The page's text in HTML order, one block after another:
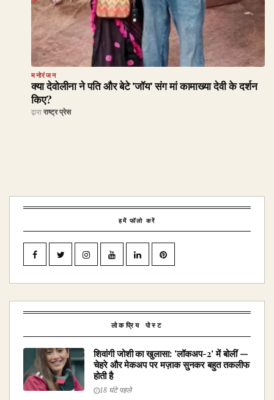
मनोरंजन
क्या देवोलीना ने पति और बेटे 'जॉय' संग मां कामाख्या देवी के दर्शन
किए?
द्वारा राष्ट्र प्रेस
हमें फॉलो करें
लोकप्रिय पोस्ट
शिवांगी जोशी का खुलासा: 'लॉकअप-2' में बोलीं —
चेहरे और मेकअप पर मज़ाक सुनकर बहुत तकलीफ
होती है
18 घंटे पहले